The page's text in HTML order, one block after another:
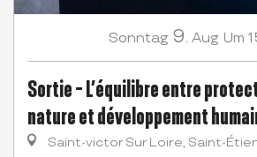
Sonntag 9. Aug Um
Sortie - L’équilibre entre
nature et développement
Saint-victor Sur Loire, Saint-